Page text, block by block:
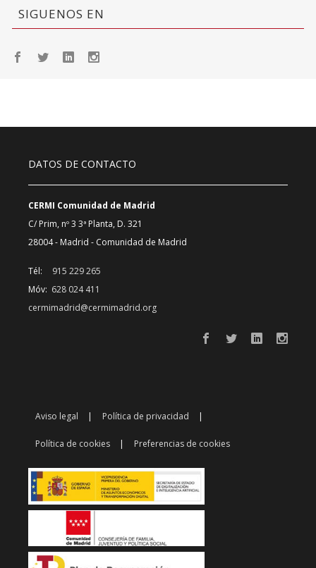
SIGUENOS EN
DATOS DE CONTACTO
CERMI Comunidad de Madrid
C/ Prim, nº 3 3ª Planta, D. 321
28004 - Madrid - Comunidad de Madrid
Tél:
915 229 265
Móv: 628 024 411
cermimadrid@cermimadrid.org
Aviso legal Política de privacidad
Política de cookies Preferencias de cookies